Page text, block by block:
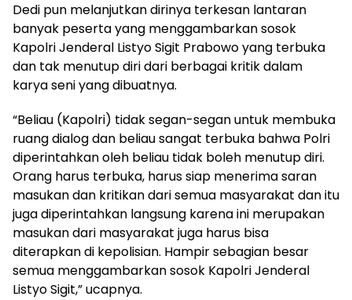
Dedi pun melanjutkan dirinya terkesan lantaran
banyak peserta yang menggambarkan sosok
Kapolri Jenderal Listyo Sigit Prabowo yang terbuka
dan tak menutup diri dari berbagai kritik dalam
karya seni yang dibuatnya.
“Beliau (Kapolri) tidak segan-segan untuk membuka
ruang dialog dan beliau sangat terbuka bahwa Polri
diperintahkan oleh beliau tidak boleh menutup diri.
Orang harus terbuka, harus siap menerima saran
masukan dan kritikan dari semua masyarakat dan itu
juga diperintahkan langsung karena ini merupakan
masukan dari masyarakat juga harus bisa
diterapkan di kepolisian. Hampir sebagian besar
semua menggambarkan sosok Kapolri Jenderal
Listyo Sigit,” ucapnya.